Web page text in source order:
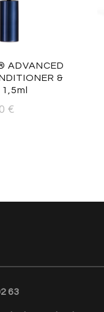
ADVANCED
&
€
63